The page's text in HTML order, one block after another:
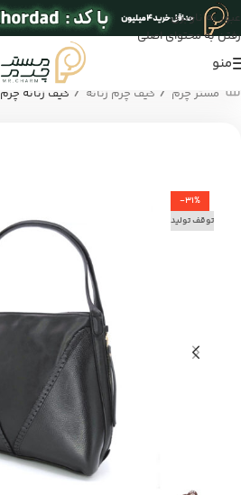
عبور به ناوبری
رفتن به محتوای اصلی
منو
مستر چرم / کیف چرم زنانه / کیف زنانه چرم mrc1655
-31%
توقف تولید